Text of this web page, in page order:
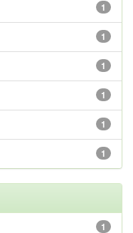
1
1
1
1
1
1
1